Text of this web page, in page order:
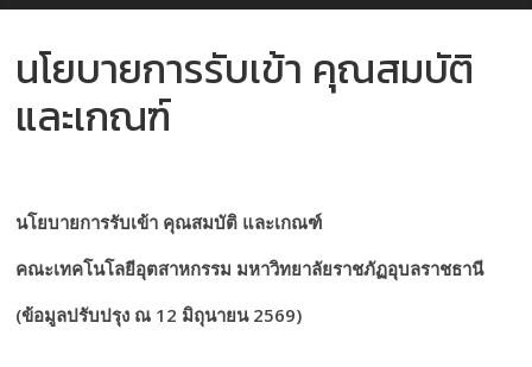
นโยบายการรับเข้า คุณสมบัติ
และเกณฑ์
นโยบายการรับเข้า คุณสมบัติ และเกณฑ์
คณะเทคโนโลยีอุตสาหกรรม มหาวิทยาลัยราชภัฏอุบลราชธานี
(ข้อมูลปรับปรุง ณ 12 มิถุนายน 2569)